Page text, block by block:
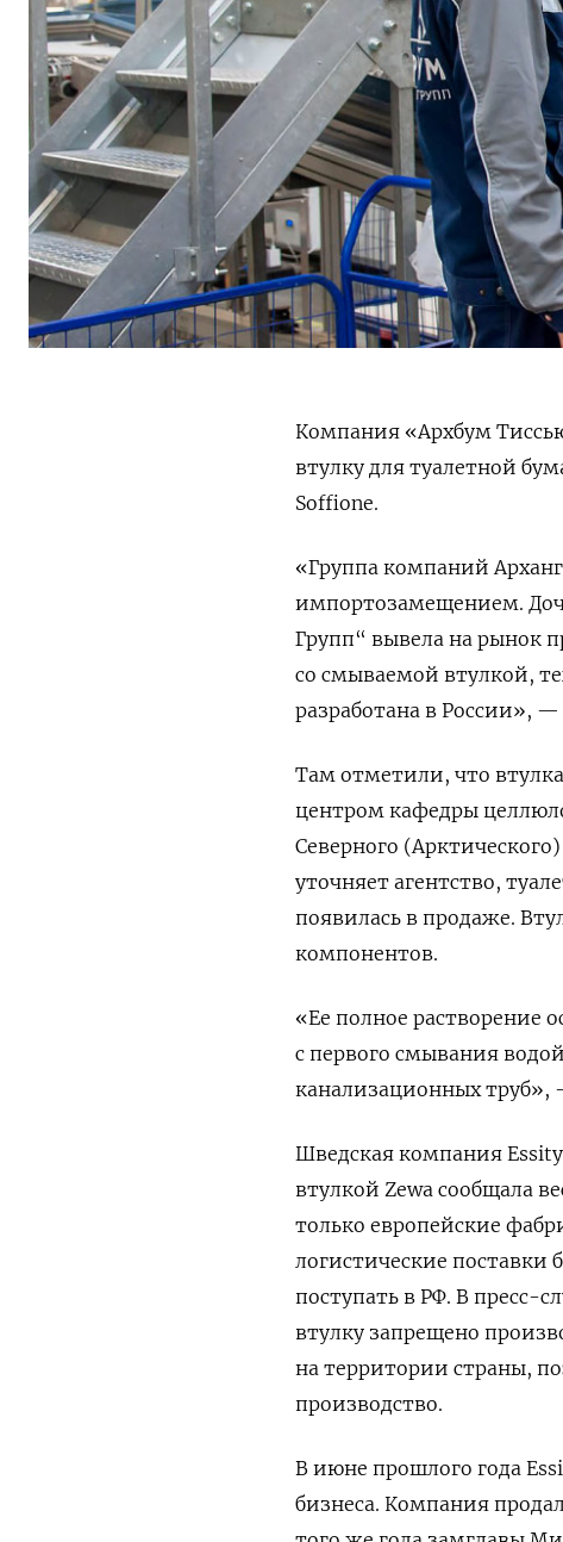
Компания «Архбум
втулку для туалетной
Soffione.
«Группа компаний
импортозамещением.
Групп“ вывела на рынок
со смываемой втулкой,
разработана в России», —
Там отметили, что
центром кафедры
Северного
уточняет агентство,
появилась в продаже.
компонентов.
«Ее полное растворение
с первого смывания
канализационных труб»,
Шведская компания
втулкой Zewa сообщала
только европейские
логистические
поступать в РФ. В пресс-
втулку запрещено
на территории страны,
производство.
В июне прошлого года
бизнеса. Компания